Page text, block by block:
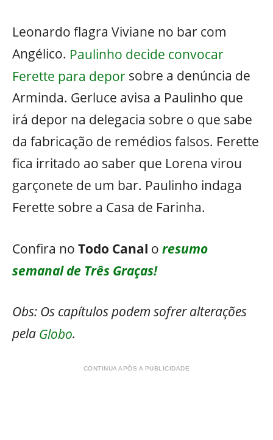
Leonardo flagra Viviane no bar com
Angélico. Paulinho decide convocar
Ferette para depor sobre a denúncia de
Arminda. Gerluce avisa a Paulinho que
irá depor na delegacia sobre o que sabe
da fabricação de remédios falsos. Ferette
fica irritado ao saber que Lorena virou
garçonete de um bar. Paulinho indaga
Ferette sobre a Casa de Farinha.
Confira no Todo Canal o resumo
semanal de Três Graças!
Obs: Os capítulos podem sofrer alterações
pela Globo.
CONTINUA APÓS A PUBLICIDADE